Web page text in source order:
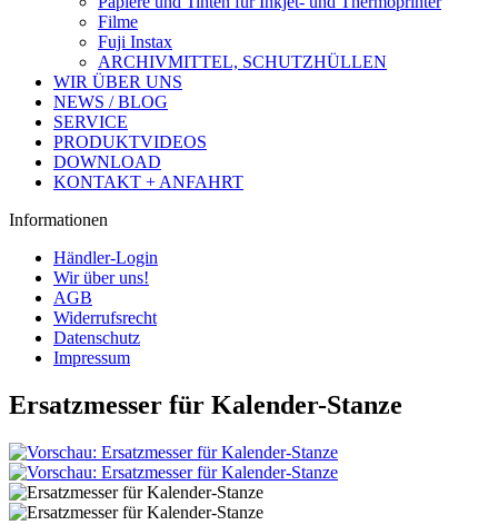
Filme
Fuji Instax
ARCHIVMITTEL, SCHUTZHÜLLEN
WIR ÜBER UNS
NEWS / BLOG
SERVICE
PRODUKTVIDEOS
DOWNLOAD
KONTAKT + ANFAHRT
Informationen
Händler-Login
Wir über uns!
AGB
Widerrufsrecht
Datenschutz
Impressum
Ersatzmesser für Kalender-Stanze